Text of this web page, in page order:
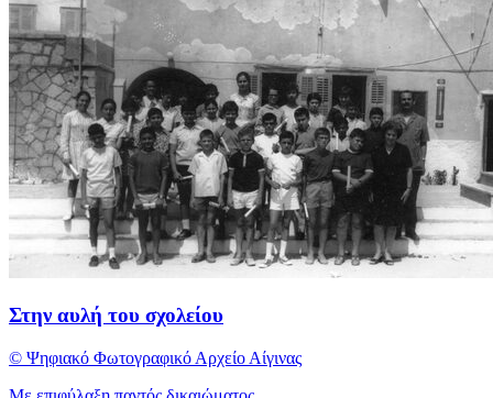
Στην αυλή του σχολείου
© Ψηφιακό Φωτογραφικό Αρχείο Αίγινας